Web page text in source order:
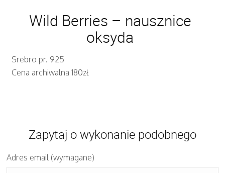
Wild Berries – nausznice
oksyda
Srebro pr. 925
Cena archiwalna 180zł
Zapytaj o wykonanie podobnego
Adres email (wymagane)